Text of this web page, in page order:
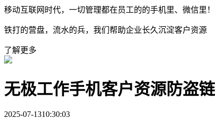
移动互联网时代，一切管理都在员工的的手机里、微信里！
铁打的营盘，流水的兵，我们帮助企业长久沉淀客户资源
了解更多
无极工作手机客户资源防盗
2025-07-1310:30:03